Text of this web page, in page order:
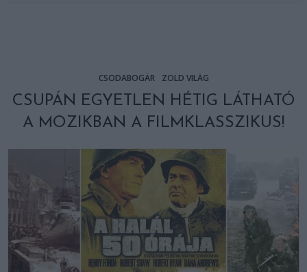
CSODABOGÁR ZÖLD VILÁG
CSUPÁN EGYETLEN HÉTIG LÁTHATÓ
A MOZIKBAN A FILMKLASSZIKUS!